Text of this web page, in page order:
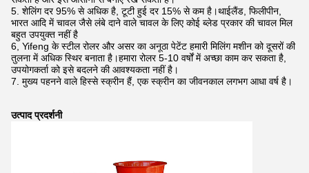
5. शेलिंग दर 95% से अधिक है, टूटी हुई दर 15% से कम है।थाईलैंड, फिलीपीन,
भारत आदि में चावल जैसे लंबे दाने वाले चावल के लिए कोई ब्लेड प्रकार की चावल मिल
बहुत उपयुक्त नहीं है
6, Yifeng के स्टील रोलर और असर का अनूठा पेटेंट हमारी मिलिंग मशीन को दूसरों की
तुलना में अधिक स्थिर बनाता है।हमारा रोलर 5-10 वर्षों में अच्छा काम कर सकता है,
उपयोगकर्ता को इसे बदलने की आवश्यकता नहीं है।
7. मुख्य पहनने वाले हिस्से स्क्रीन हैं, एक स्क्रीन का जीवनकाल लगभग आधा वर्ष है।
उत्पाद प्रदर्शनी